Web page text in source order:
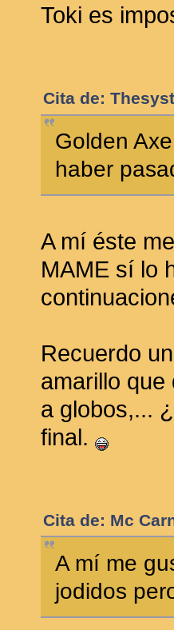
Toki es
Cita de:
Golden
haber
A mí éste
MAME sí lo
Recuerdo
amarillo
a globos,...
final.
Cita de: Mc
A mí me
jodidos